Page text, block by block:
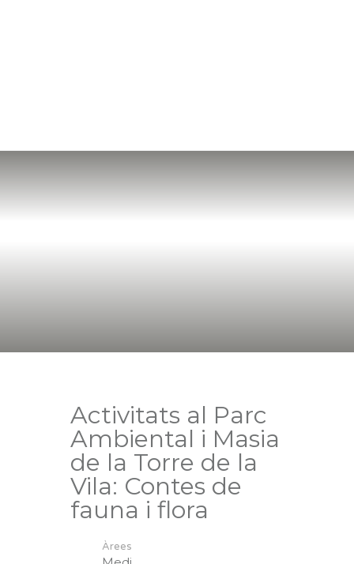
Activitats al Parc
Ambiental i Masia
de la Torre de la
Vila: Contes de
fauna i flora
Àrees